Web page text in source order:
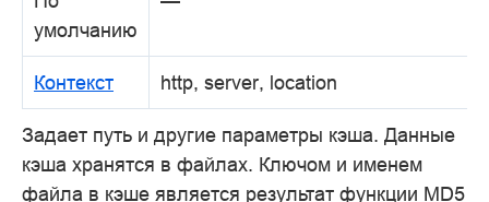
умолчанию
Контекст http, server, location
Задает путь и другие параметры кэша. Данные
кэша хранятся в файлах. Ключом и именем
файла в кэше является результат функции MD5